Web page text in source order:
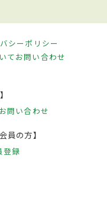
シーポリシー
てお問い合わせ
お問い合わせ
員の方】
登録